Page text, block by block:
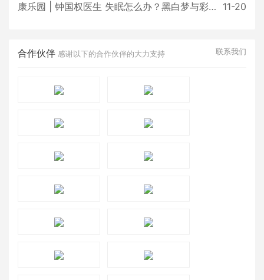
康乐园 | 钟国权医生 失眠怎么办？黑白梦与彩色梦
11-20
合作伙伴 感谢以下的合作伙伴的大力支持 联系我们